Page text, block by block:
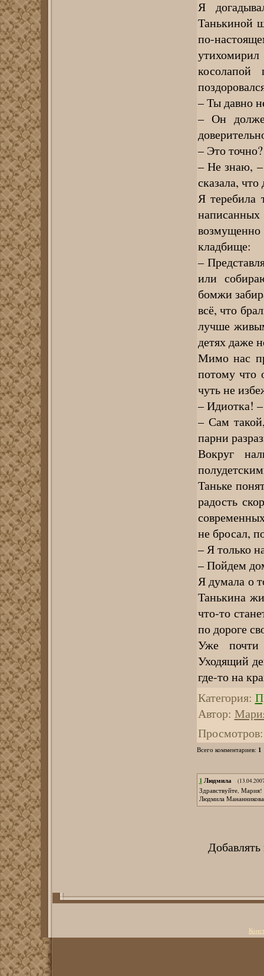
Я
Танькиной
по-
утихомирил
– Ты давно
– Он
– Это
– Не знаю,
сказала,
Я теребила
кладбище:
–
или
бомжи
всё, что
лучше
детях даже
Мимо нас
потому что
чуть не
– Идиотка!
– Сам
парни
Вокруг
Таньке
радость
не бросал,
– Я только
– Пойдем
Я думала о
Танькина
что-то
по дороге
Уже почти
Уходящий
где-то на
Категория:
Автор:
Просмотров:
Всего комментариев: 1
1 Людмила
Здравствуйте,
Людмила